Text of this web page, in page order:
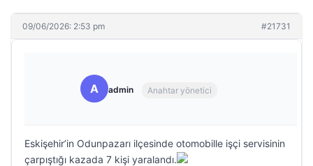
09/06/2026: 2:53 pm #21731
A admin Anahtar yönetici
Eskişehir’in Odunpazarı ilçesinde otomobille işçi servisinin
çarpıştığı kazada 7 kişi yaralandı.